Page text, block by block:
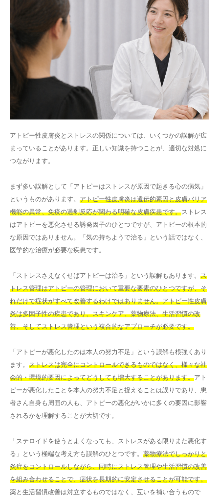
アトピー性皮膚炎とストレスの関係については、いくつかの誤解が広
まっていることがあります。正しい知識を持つことが、適切な対処に
つながります。
まず多い誤解として「アトピーはストレスが原因で起きる心の病気」
というものがあります。 アトピー性皮膚炎は遺伝的素因と皮膚バリア
機能の異常、免疫の過剰反応が関わる明確な皮膚疾患です。ストレス
はアトピーを悪化させる誘発因子のひとつですが、アトピーの根本的
な原因ではありません。「気の持ちようで治る」という話ではなく、
医学的な治療が必要な疾患です。
「ストレスさえなくせばアトピーは治る」という誤解もあります。 ス
トレス管理はアトピーの管理において重要な要素のひとつですが、そ
れだけで症状がすべて改善するわけではありません。アトピー性皮膚
炎は多因子性の疾患であり、スキンケア、薬物療法、生活習慣の改
善、そしてストレス管理という複合的なアプローチが必要です。
「アトピーが悪化したのは本人の努力不足」という誤解も根強くあり
ます。 ストレスは完全にコントロールできるものではなく、様々な社
会的・環境的要因によってどうしても増大することがあります。アト
ピーが悪化したことを本人の努力不足と捉えることは誤りであり、患
者さん自身も周囲の人も、アトピーの悪化がいかに多くの要因に影響
されるかを理解することが大切です。
「ステロイドを使うとよくなっても、ストレスがある限りまた悪化す
る」という極端な考え方も誤解のひとつです。 薬物療法でしっかりと
炎症をコントロールしながら、同時にストレス管理や生活習慣の改善
を組み合わせることで、症状を長期的に安定させることが可能です。
薬と生活習慣改善は対立するものではなく、互いを補い合うもので